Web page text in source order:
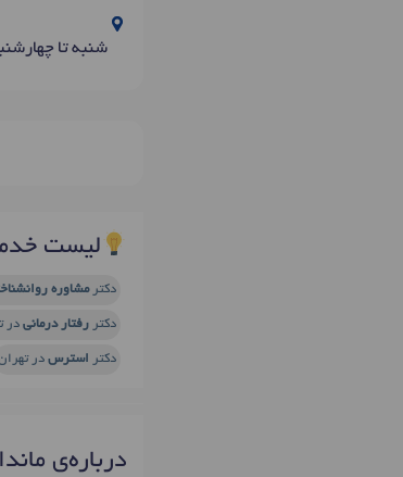
شنبه تا چهارشنبه 9 صبح الی 14بعد
لیست
دکترمشاوره
دکتر رفتار درمانی در
دکتر استرس در
درباره‌ی